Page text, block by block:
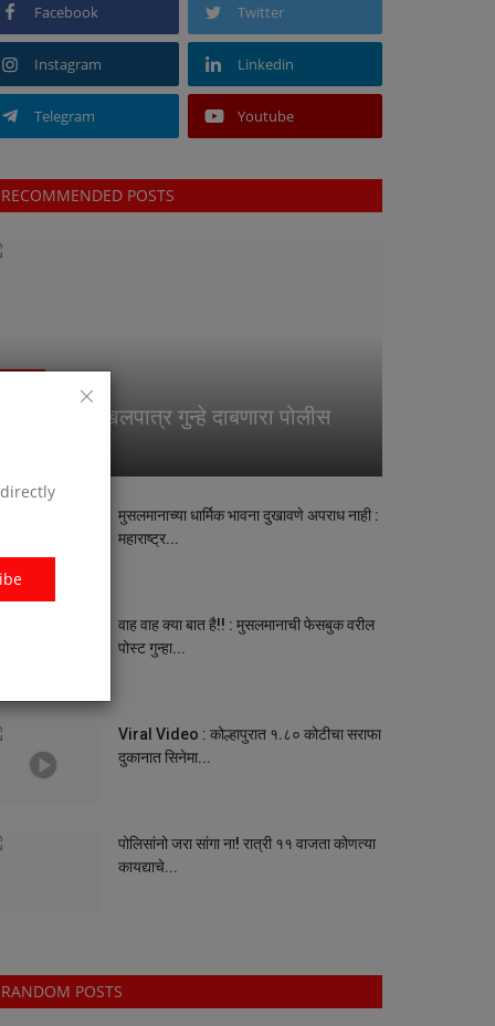
Facebook Twitter
Instagram Linkedin
Telegram Youtube
RECOMMENDED POSTS
सिटी चौक : दखलपात्र गुन्हे दाबणारा पोलीस
मुसलमानाच्या धार्मिक भावना दुखावणे अपराध नाही :
महाराष्ट्र...
वाह वाह क्या बात है!! : मुसलमानाची फेसबुक वरील
पोस्ट गुन्हा...
Viral Video : कोल्हापुरात १.८० कोटीचा सराफा
दुकानात सिनेमा...
पोलिसांनो जरा सांगा ना! रात्री ११ वाजता कोणत्या
कायद्याचे...
RANDOM POSTS